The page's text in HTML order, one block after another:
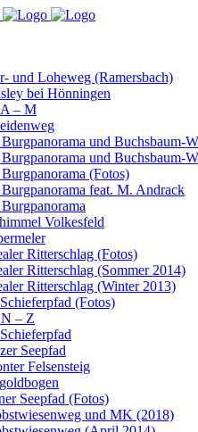
und Loheweg (Ramersbach)
bei Hönningen
– M
und Buchsbaum-
und Buchsbaum-
(Fotos)
feat. M. Andrack
Volkesfeld
Ritterschlag (Fotos)
Ritterschlag (Sommer 2014)
Ritterschlag (Winter 2013)
(Fotos)
– Z
Seepfad
Felsensteig
Seepfad (Fotos)
und MK (2018)